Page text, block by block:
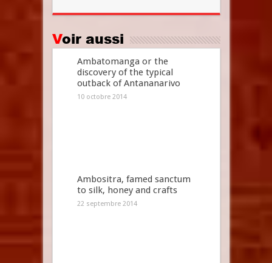
Voir aussi
Ambatomanga or the
discovery of the typical
outback of Antananarivo
10 octobre 2014
Ambositra, famed sanctum
to silk, honey and crafts
22 septembre 2014